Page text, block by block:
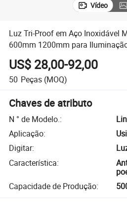
Vídeo
Luz Tri-Proof em Aço Inoxidável
600mm 1200mm para
Embarcação, Escadaria,
US$ 28,00-92,00
50 Peças (MOQ)
Chaves de atributo
N ° de Modelo.:
Aplicação:
Digitar:
Característica:
Capacidade de Produção: